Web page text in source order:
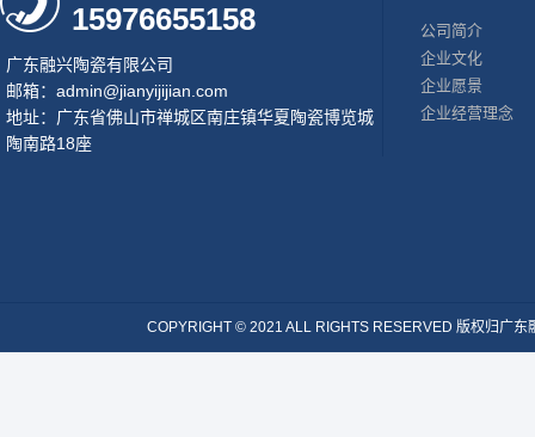
15976655158
广东融兴陶瓷有限公司
邮箱：admin@jianyijijian.com
地址：广东省佛山市禅城区南庄镇华夏陶瓷博览城
陶南路18座
公司简介
企业文化
企业愿景
企业经营理念
COPYRIGHT © 2021 ALL RIGHTS RESERVED 版权归广